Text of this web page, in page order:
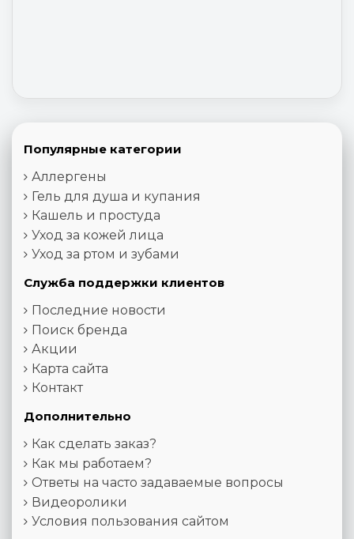
Популярные категории
Аллергены
Гель для душа и купания
Кашель и простуда
Уход за кожей лица
Уход за ртом и зубами
Служба поддержки клиентов
Последние новости
Поиск бренда
Акции
Карта сайта
Контакт
Дополнительно
Как сделать заказ?
Как мы работаем?
Ответы на часто задаваемые вопросы
Видеоролики
Условия пользования сайтом